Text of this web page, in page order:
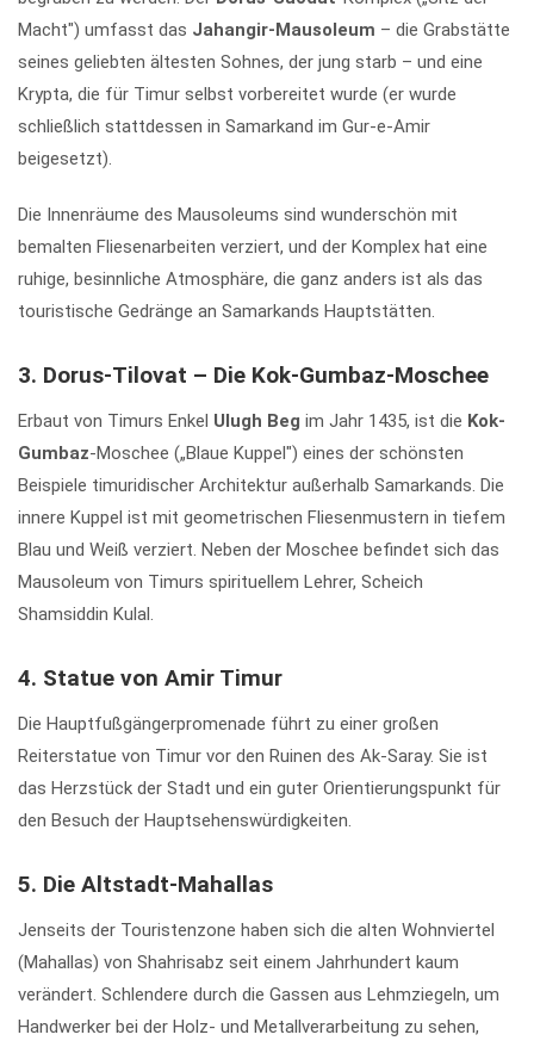
Macht") umfasst das Jahangir-Mausoleum – die Grabstätte
seines geliebten ältesten Sohnes, der jung starb – und eine
Krypta, die für Timur selbst vorbereitet wurde (er wurde
schließlich stattdessen in Samarkand im Gur-e-Amir
beigesetzt).
Die Innenräume des Mausoleums sind wunderschön mit
bemalten Fliesenarbeiten verziert, und der Komplex hat eine
ruhige, besinnliche Atmosphäre, die ganz anders ist als das
touristische Gedränge an Samarkands Hauptstätten.
3. Dorus-Tilovat – Die Kok-Gumbaz-Moschee
Erbaut von Timurs Enkel Ulugh Beg im Jahr 1435, ist die Kok-
Gumbaz-Moschee („Blaue Kuppel") eines der schönsten
Beispiele timuridischer Architektur außerhalb Samarkands. Die
innere Kuppel ist mit geometrischen Fliesenmustern in tiefem
Blau und Weiß verziert. Neben der Moschee befindet sich das
Mausoleum von Timurs spirituellem Lehrer, Scheich
Shamsiddin Kulal.
4. Statue von Amir Timur
Die Hauptfußgängerpromenade führt zu einer großen
Reiterstatue von Timur vor den Ruinen des Ak-Saray. Sie ist
das Herzstück der Stadt und ein guter Orientierungspunkt für
den Besuch der Hauptsehenswürdigkeiten.
5. Die Altstadt-Mahallas
Jenseits der Touristenzone haben sich die alten Wohnviertel
(Mahallas) von Shahrisabz seit einem Jahrhundert kaum
verändert. Schlendere durch die Gassen aus Lehmziegeln, um
Handwerker bei der Holz- und Metallverarbeitung zu sehen,